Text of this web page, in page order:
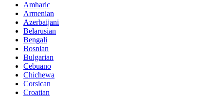
Amharic
Armenian
Azerbaijani
Belarusian
Bengali
Bosnian
Bulgarian
Cebuano
Chichewa
Corsican
Croatian